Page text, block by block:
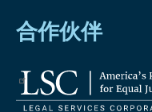
合作伙伴
法
律